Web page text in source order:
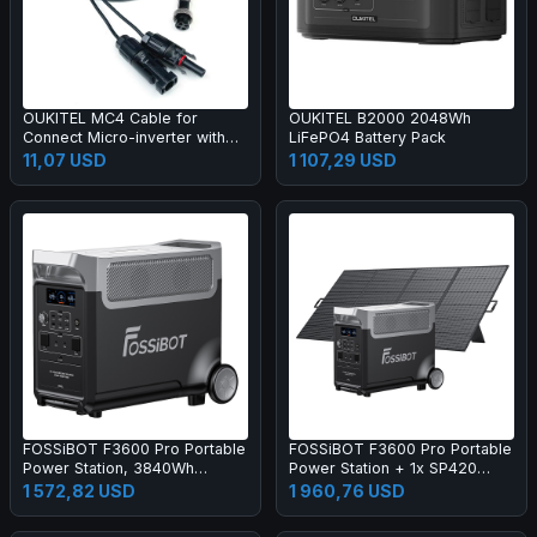
OUKITEL MC4 Cable for
Connect Micro-inverter with
the BP2000, Connecting Solar
Panels
11,07 USD
OUKITEL B2000 2048Wh
LiFePO4 Battery Pack
1 107,29 USD
FOSSiBOT F3600 Pro Portable
Power Station, 3840Wh
LiFePO4 Battery, Max.
11520Wh Expansion, 3600W
1 572,82 USD
FOSSiBOT F3600 Pro Portable
Power Station + 1x SP420
420W Solar Panel
1 960,76 USD